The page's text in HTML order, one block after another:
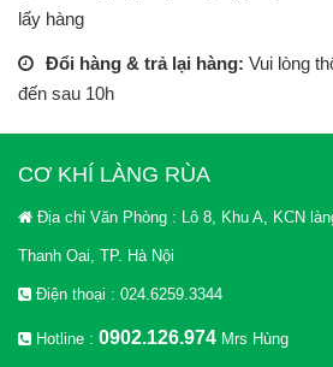
lấy hàng
Đổi hàng & trả lại hàng: Vui lòng
đến sau 10h
CƠ KHÍ LÀNG RÙA
Địa chỉ Văn Phòng : Lô 8, Khu A, KCN
Thanh Oai, TP. Hà Nội
Điện thoại : 024.6259.3344
Hotline : 0902.126.974 Mrs Hùng